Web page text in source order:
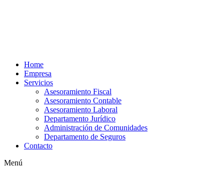
Home
Empresa
Servicios
Asesoramiento Fiscal
Asesoramiento Contable
Asesoramiento Laboral
Departamento Jurídico
Administración de Comunidades
Departamento de Seguros
Contacto
Menú